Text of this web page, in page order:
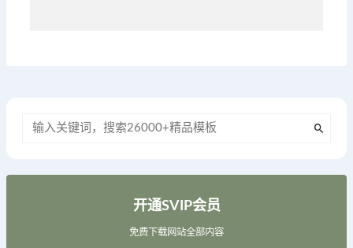
开通SVIP会员
免费下载网站全部内容